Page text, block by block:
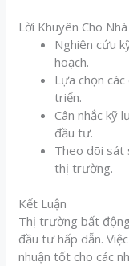
Lời Khuyên Cho
Nghiên cứu
hoạch.
Lựa chọn
triển.
Cân nhắc kỹ
đầu tư.
Theo dõi sát
thị trường.
Kết Luận
Thị trường bất
đầu tư hấp dẫn.
nhuận tốt cho các